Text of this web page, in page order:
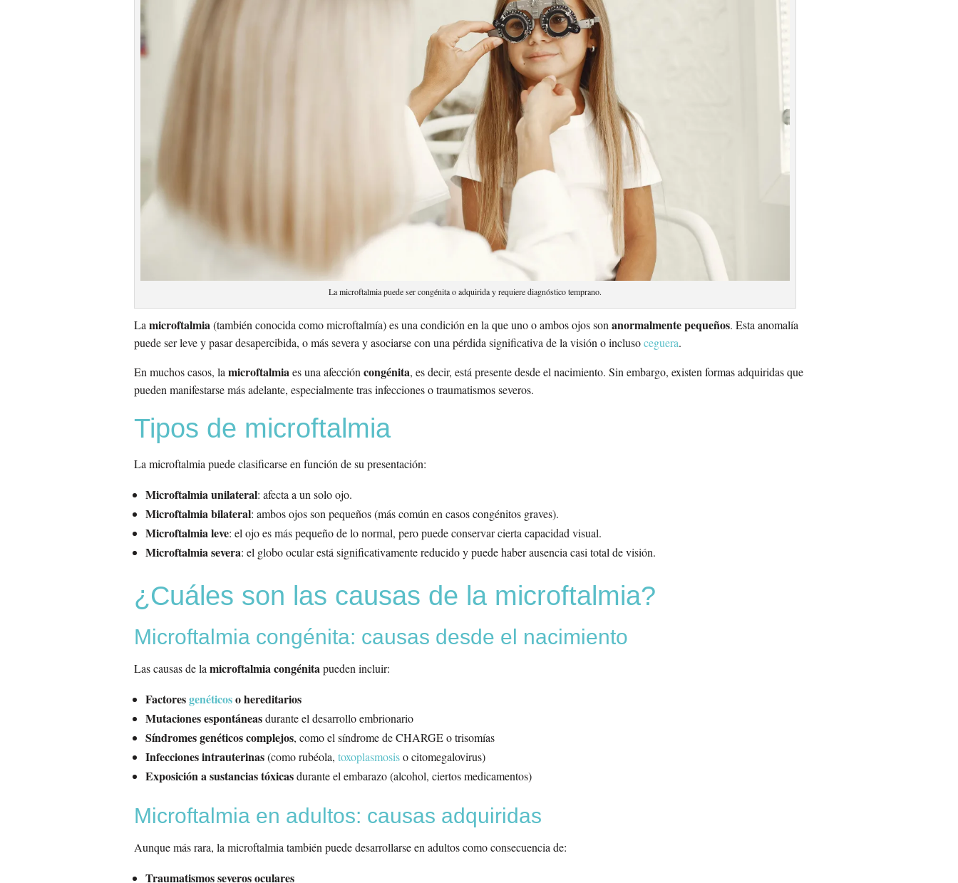
La microftalmia puede ser congénita o adquirida y requiere diagnóstico temprano.
Lamicroftalmia(también conocida como microftalmía) es una condición en la que uno o ambos ojos sonanormalmente pequeños. Esta anomalía
puede ser leve y pasar desapercibida, o más severa y asociarse con una pérdida significativa de la visión o inclusoceguera.
En muchos casos, la microftalmiaes una afeccióncongénita, es decir, está presente desde el nacimiento. Sin embargo, existen formas adquiridas que
pueden manifestarse más adelante, especialmente tras infecciones o traumatismos severos.
Tipos de microftalmia
La microftalmia puede clasificarse en función de su presentación:
Microftalmia unilateral: afecta a un solo ojo.
Microftalmia bilateral: ambos ojos son pequeños (más común en casos congénitos graves).
Microftalmia leve: el ojo es más pequeño de lo normal, pero puede conservar cierta capacidad visual.
Microftalmia severa: el globo ocular está significativamente reducido y puede haber ausencia casi total de visión.
¿Cuáles son las causas de la microftalmia?
Microftalmia congénita: causas desde el nacimiento
Las causas de lamicroftalmia congénitapueden incluir:
Factoresgenéticoso hereditarios
Mutaciones espontáneasdurante el desarrollo embrionario
Síndromes genéticos complejos, como el síndrome de CHARGE o trisomías
Infecciones intrauterinas(como rubéola,toxoplasmosiso citomegalovirus)
Exposición a sustancias tóxicasdurante el embarazo (alcohol, ciertos medicamentos)
Microftalmia en adultos: causas adquiridas
Aunque más rara, la microftalmia también puede desarrollarse en adultos como consecuencia de:
Traumatismos severos oculares